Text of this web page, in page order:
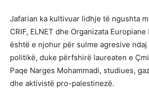
Jafarian ka kultivuar lidhje të ngushta
CRIF, ELNET dhe Organizata
është e njohur për sulme agresive
politikë, duke përfshirë laureaten e
Paqe Narges Mohammadi, studiues,
dhe aktivistë pro-palestinezë.